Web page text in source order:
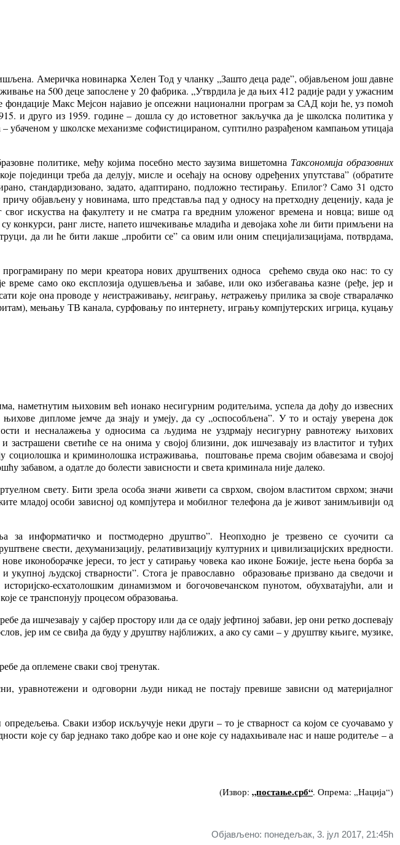
Америчка новинарка Хелен Тод у чланку „Зашто деца раде”, објављеном још давне
на 500 деце запослене у 20 фабрика. „Утврдила је да њих 412 радије ради у ужасним
Макс Мејсон најавио је опсежни национални програм за САД који ће, уз помоћ
и друго из 1959. године – дошла су до истоветног закључка да је школска политика у
убаченом у школске механизме софистицираном, суптилно разрађеном кампањом утицаја
политике, међу којима посебно место заузима вишетомна Таксономија образовних
појединци треба да делују, мисле и осећају на основу одређених упутстава” (обратите
стандардизовано, задато, адаптирано, подложно тестирању. Епилог? Само 31 одсто
објављену у новинама, што представља пад у односу на претходну деценију, када је
искуства на факултету и не сматра га вредним уложеног времена и новца; више од
конкурси, ранг листе, напето ишчекивање младића и девојака хоће ли бити примљени на
да ли ће бити лакше „пробити се” са овим или оним специјализацијама, потврдама,
по мери креатора нових друштвених односа срећемо свуда око нас: то су
само око експлозија одушевљења и забаве, или око избегавања казне (ређе, јер и
које она проводе у неистраживању,неигрању,нетражењу прилика за своје стваралачко
мењању ТВ канала, сурфовању по интернету, игрању компјутерских игрица, куцању
наметнутим њиховим већ ионако несигурним родитељима, успела да дођу до извесних
дипломе јемче да знају и умеју, да су „оспособљена”. У то и остају уверена док
и несналажења у односима са људима не уздрмају несигурну равнотежу њихових
светиће се на онима у својој близини, док ишчезавају из властитог и туђих
и криминолошка истраживања, поштовање према својим обавезама и својој
забавом, а одатле до болести зависности и света криминала није далеко.
свету. Бити зрела особа значи живети са сврхом, својом властитом сврхом; значи
младој особи зависној од компјутера и мобилног телефона да је живот занимљивији од
за информатичко и постмодерно друштво”. Неопходно је трезвено се суочити са
свести, дехуманизацију, релативизацију културних и цивилизацијских вредности.
иконоборачке јереси, то јест у сатирању човека као иконе Божије, јесте њена борба за
људској стварности”. Стога је православно образовање призвано да сведочи и
есхатолошким динамизмом и богочовечанском пунотом, обухватајући, али и
се транспонују процесом образовања.
ишчезавају у сајбер простору или да се одају јефтиној забави, јер они ретко доспевају
јер им се свиђа да буду у друштву најближих, а ако су сами – у друштву књиге, музике,
да оплемене сваки свој тренутак.
уравнотежени и одговорни људи никад не постају превише зависни од материјалног
Сваки избор искључује неки други – то је стварност са којом се суочавамо у
које су бар једнако тако добре као и оне које су надахњивале нас и наше родитеље – а
(Извор: „постање.срб“. Опрема: „Нација“)
Објављено: понедељак, 3. јул 2017, 21:45h